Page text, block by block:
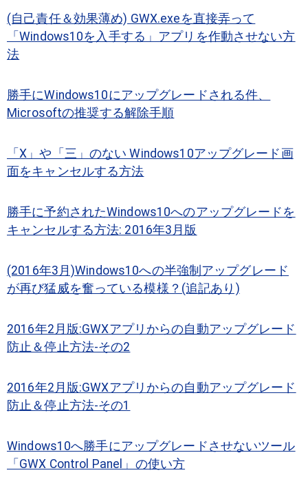
(自己責任＆効果薄め) GWX.exeを直接弄って
「Windows10を入手する」アプリを作動させない方
法
勝手にWindows10にアップグレードされる件、
Microsoftの推奨する解除手順
「X」や「三」のない Windows10アップグレード画
面をキャンセルする方法
勝手に予約されたWindows10へのアップグレードを
キャンセルする方法: 2016年3月版
(2016年3月)Windows10への半強制アップグレード
が再び猛威を奮っている模様？(追記あり)
2016年2月版:GWXアプリからの自動アップグレード
防止＆停止方法-その2
2016年2月版:GWXアプリからの自動アップグレード
防止＆停止方法-その1
Windows10へ勝手にアップグレードさせないツール
「GWX Control Panel」の使い方